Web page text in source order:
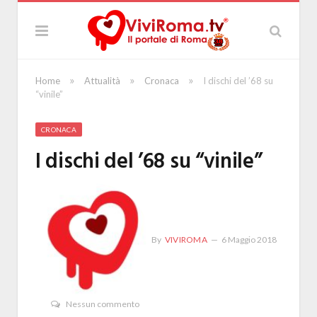
Home » Attualità » Cronaca »
I dischi del ’68 su
“vinile”
CRONACA
I dischi del ’68 su “vinile”
By VIVIROMA 6 Maggio 2018
Nessun commento